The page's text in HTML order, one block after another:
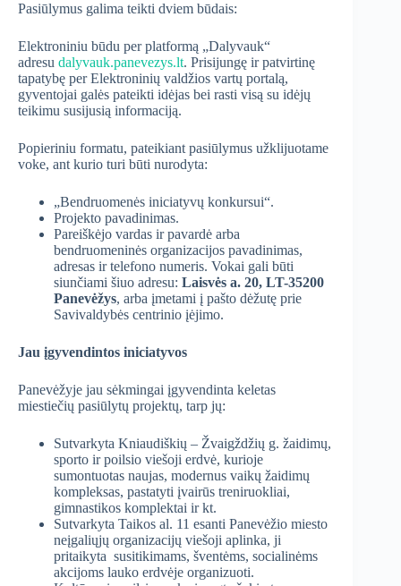
Pasiūlymus galima teikti dviem būdais:
Elektroniniu būdu per platformą „Dalyvauk“
adresu dalyvauk.panevezys.lt. Prisijungę ir patvirtinę
tapatybę per Elektroninių valdžios vartų portalą,
gyventojai galės pateikti idėjas bei rasti visą su idėjų
teikimu susijusią informaciją.
Popieriniu formatu, pateikiant pasiūlymus užklijuotame
voke, ant kurio turi būti nurodyta:
„Bendruomenės iniciatyvų konkursui“.
Projekto pavadinimas.
Pareiškėjo vardas ir pavardė arba
bendruomeninės organizacijos pavadinimas,
adresas ir telefono numeris. Vokai gali būti
siunčiami šiuo adresu: Laisvės a. 20, LT-35200
Panevėžys, arba įmetami į pašto dėžutę prie
Savivaldybės centrinio įėjimo.
Jau įgyvendintos iniciatyvos
Panevėžyje jau sėkmingai įgyvendinta keletas
miestiečių pasiūlytų projektų, tarp jų:
Sutvarkyta Kniaudiškių – Žvaigždžių g. žaidimų,
sporto ir poilsio viešoji erdvė, kurioje
sumontuotas naujas, modernus vaikų žaidimų
kompleksas, pastatyti įvairūs treniruokliai,
gimnastikos komplektai ir kt.
Sutvarkyta Taikos al. 11 esanti Panevėžio miesto
neįgaliųjų organizacijų viešoji aplinka, ji
pritaikyta susitikimams, šventėms, socialinėms
akcijoms lauko erdvėje organizuoti.